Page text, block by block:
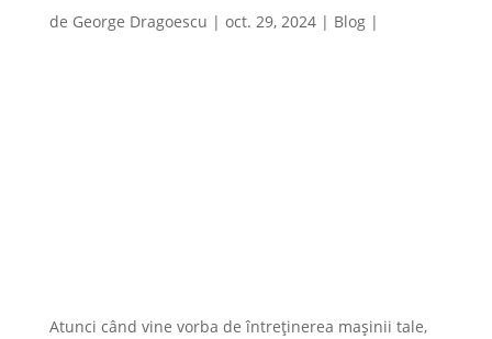
de George Dragoescu | oct. 29, 2024| Blog|
Atunci când vine vorba de întreținerea mașinii tale,